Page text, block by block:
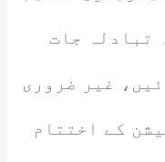
تبادلہ جات
غیر ضروری
کے اختتام